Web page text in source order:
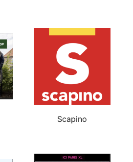
Scapino